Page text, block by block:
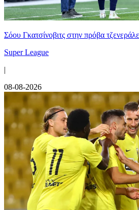
Σόου Γκατσίνοβιτς στην πρόβα
Super League
|
08-08-2026